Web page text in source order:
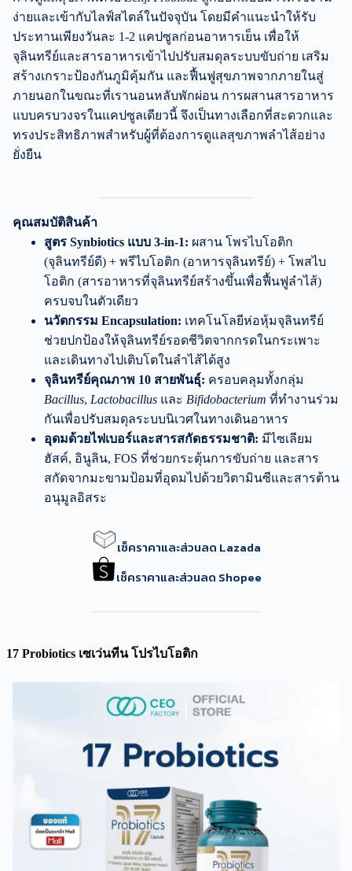
ง่ายและเข้ากับไลฟ์สไตล์ในปัจจุบัน โดยมีคำแนะนำให้รับ
ประทานเพียงวันละ 1-2 แคปซูลก่อนอาหารเย็น เพื่อให้
จุลินทรีย์และสารอาหารเข้าไปปรับสมดุลระบบขับถ่าย เสริม
สร้างเกราะป้องกันภูมิคุ้มกัน และฟื้นฟูสุขภาพจากภายในสู่
ภายนอกในขณะที่เรานอนหลับพักผ่อน การผสานสารอาหาร
แบบครบวงจรในแคปซูลเดียวนี้ จึงเป็นทางเลือกที่สะดวกและ
ทรงประสิทธิภาพสำหรับผู้ที่ต้องการดูแลสุขภาพลำไส้อย่าง
ยั่งยืน
คุณสมบัติสินค้า
สูตร Synbiotics แบบ 3-in-1: ผสาน โพรไบโอติก
(จุลินทรีย์ดี) + พรีไบโอติก (อาหารจุลินทรีย์) + โพสไบ
โอติก (สารอาหารที่จุลินทรีย์สร้างขึ้นเพื่อฟื้นฟูลำไส้)
ครบจบในตัวเดียว
นวัตกรรม Encapsulation: เทคโนโลยีห่อหุ้มจุลินทรีย์
ช่วยปกป้องให้จุลินทรีย์รอดชีวิตจากกรดในกระเพาะ
และเดินทางไปเติบโตในลำไส้ได้สูง
จุลินทรีย์คุณภาพ 10 สายพันธุ์: ครอบคลุมทั้งกลุ่ม
Bacillus, Lactobacillus และ Bifidobacterium ที่ทำงานร่วม
กันเพื่อปรับสมดุลระบบนิเวศในทางเดินอาหาร
อุดมด้วยไฟเบอร์และสารสกัดธรรมชาติ: มีไซเลียม
ฮัสค์, อินูลิน, FOS ที่ช่วยกระตุ้นการขับถ่าย และสาร
สกัดจากมะขามป้อมที่อุดมไปด้วยวิตามินซีและสารต้าน
อนุมูลอิสระ
เช็คราคาและส่วนลด Lazada
เช็คราคาและส่วนลด Shopee
17 Probiotics เซเว่นทีน โปรไบโอติก